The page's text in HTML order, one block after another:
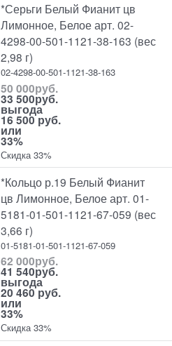
*Серьги Белый Фианит цв
Лимонное, Белое арт. 02-
4298-00-501-1121-38-163 (вес
2,98 г)
02-4298-00-501-1121-38-163
50 000руб.
33 500руб.
выгода
16 500 руб.
или
33%
Скидка 33%
*Кольцо р.19 Белый Фианит
цв Лимонное, Белое арт. 01-
5181-01-501-1121-67-059 (вес
3,66 г)
01-5181-01-501-1121-67-059
62 000руб.
41 540руб.
выгода
20 460 руб.
или
33%
Скидка 33%